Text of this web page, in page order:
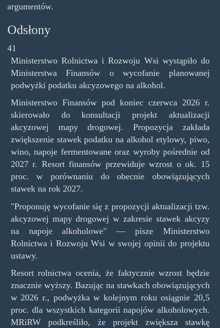
argumentów.
Odsłony
41
Ministerstwo Rolnictwa i Rozwoju Wsi wystąpiło do
Ministerstwa Finansów o wycofanie planowanej
podwyżki podatku akcyzowego na alkohol.
Ministerstwo Finansów pod koniec czerwca 2026 r.
skierowało do konsultacji projekt aktualizacji
akcyzowej mapy drogowej. Propozycja zakłada
zwiększenie stawek podatku na alkohol etylowy, piwo,
wino, napoje fermentowane oraz wyroby pośrednie od
2027 r. Resort finansów przewiduje wzrost o ok. 15
proc. w porównaniu do obecnie obowiązujących
stawek na rok 2027.
"Proponuję wycofanie się z propozycji aktualizacji tzw.
akcyzowej mapy drogowej w zakresie stawek akcyzy
na napoje alkoholowe" — pisze Ministerstwo
Rolnictwa i Rozwoju Wsi w swojej opinii do projektu
ustawy.
Resort rolnictwa ocenia, że faktycznie wzrost będzie
znacznie wyższy. Bazując na stawkach obowiązujących
w 2026 r., podwyżka w kolejnym roku osiągnie 20,5
proc. dla wszystkich kategorii napojów alkoholowych.
MRiRW podkreśliło, że projekt zwiększa stawkę